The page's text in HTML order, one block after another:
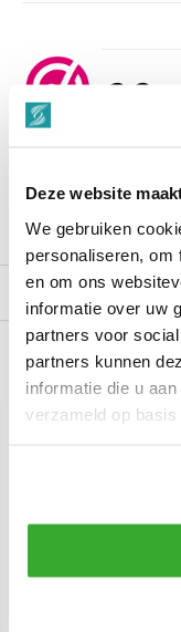
Deze website
We gebruiken
personaliseren, om
en om ons
informatie over uw
partners voor
partners kunnen
informatie die u
verzameld op basis
9,3
Reviews
Recent bekeken